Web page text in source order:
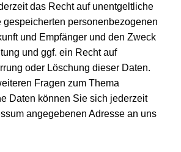
das Recht auf unentgeltliche
gespeicherten personenbezogenen
und Empfänger und den Zweck
und ggf. ein Recht auf
oder Löschung dieser Daten.
Fragen zum Thema
Daten können Sie sich jederzeit
angegebenen Adresse an uns